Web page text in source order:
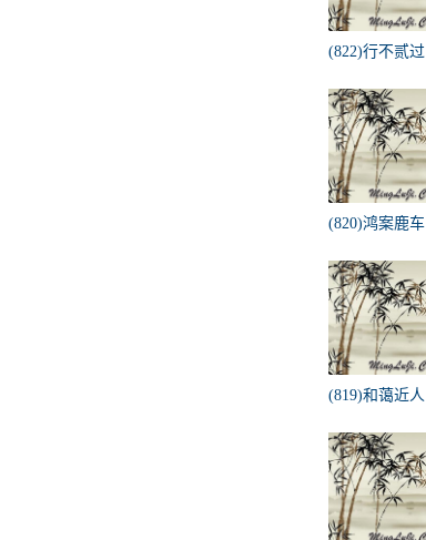
(822)行不贰过
(820)鸿案鹿车
(819)和蔼近人